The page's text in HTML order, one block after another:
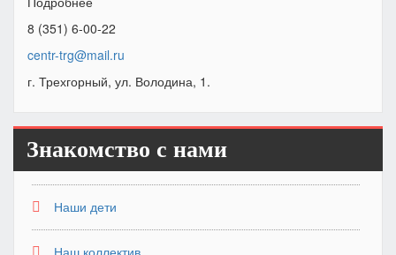
8 (351) 6-00-22
centr-trg@mail.ru
г. Трехгорный, ул. Володина, 1.
Знакомство с нами
Наши дети
Наш коллектив